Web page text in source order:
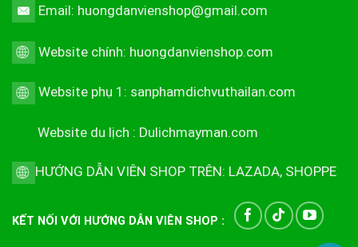
Email: huongdanvienshop@gmail.com
Website chính: huongdanvienshop.com
Website phụ 1: sanphamdichvuthailan.com
Website du lịch : Dulichmayman.com
HƯỚNG DẪN VIÊN SHOP TRÊN: LAZADA, SHOPPE
KẾT NỐI VỚI HƯỚNG DẪN VIÊN SHOP :